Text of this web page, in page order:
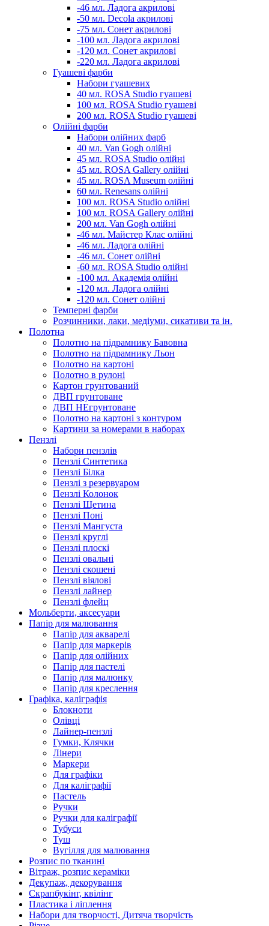
-46 мл. Ладога акрилові
-50 мл. Decola акрилові
-75 мл. Сонет акрилові
-100 мл. Ладога акрилові
-120 мл. Сонет акрилові
-220 мл. Ладога акрилові
Гуашеві фарби
Набори гуашевих
40 мл. ROSA Studio гуашеві
100 мл. ROSA Studio гуашеві
200 мл. ROSA Studio гуашеві
Олійні фарби
Набори олійних фарб
40 мл. Van Gogh олійні
45 мл. ROSA Studio олійні
45 мл. ROSA Gallery олійні
45 мл. ROSA Museum олійні
60 мл. Renesans олійні
100 мл. ROSA Studio олійні
100 мл. ROSA Gallery олійні
200 мл. Van Gogh олійні
-46 мл. Майстер Клас олійні
-46 мл. Ладога олійні
-46 мл. Сонет олійні
-60 мл. ROSA Studio олійні
-100 мл. Академія олійні
-120 мл. Ладога олійні
-120 мл. Сонет олійні
Темперні фарби
Розчинники, лаки, медіуми, сикативи та ін.
Полотна
Полотно на підрамнику Бавовна
Полотно на підрамнику Льон
Полотно на картоні
Полотно в рулоні
Картон грунтований
ДВП грунтоване
ДВП НЕгрунтоване
Полотно на картоні з контуром
Картини за номерами в наборах
Пензлі
Набори пензлів
Пензлі Синтетика
Пензлі Білка
Пензлі з резервуаром
Пензлі Колонок
Пензлі Щетина
Пензлі Поні
Пензлі Мангуста
Пензлі круглі
Пензлі плоскі
Пензлі овальні
Пензлі скошені
Пензлі віялові
Пензлі лайнер
Пензлі флейц
Мольберти, аксесуари
Папір для малювання
Папір для акварелі
Папір для маркерів
Папір для олійних
Папір для пастелі
Папір для малюнку
Папір для креслення
Графіка, каліграфія
Блокноти
Олівці
Лайнер-пензлі
Гумки, Клячки
Лінери
Маркери
Для графіки
Для каліграфії
Пастель
Ручки
Ручки для каліграфії
Тубуси
Туш
Вугілля для малювання
Розпис по тканині
Вітраж, розпис кераміки
Декупаж, декорування
Скрапбукінг, квілінг
Пластика і ліплення
Набори для творчості, Дитяча творчість